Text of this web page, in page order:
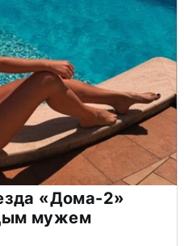
«Дома-2»
мужем